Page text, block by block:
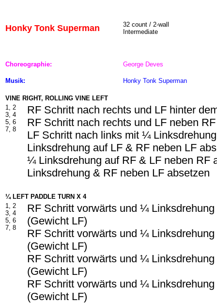
Honky Tonk Superman
32 count / 2-wall
Intermediate
Choreographie: George Deves
Musik: Honky Tonk Superman
VINE RIGHT, ROLLING VINE LEFT
1, 2
3, 4
5, 6
7, 8
RF Schritt nach rechts und LF hinter
RF Schritt nach rechts und LF neben
LF Schritt nach links mit ¼
Linksdrehung auf LF & RF neben LF
¼ Linksdrehung auf RF & LF neben RF
Linksdrehung & RF neben LF absetzen
¼ LEFT PADDLE TURN X 4
1, 2
3, 4
5, 6
7, 8
RF Schritt vorwärts und ¼
(Gewicht LF)
RF Schritt vorwärts und ¼
(Gewicht LF)
RF Schritt vorwärts und ¼
(Gewicht LF)
RF Schritt vorwärts und ¼
(Gewicht LF)